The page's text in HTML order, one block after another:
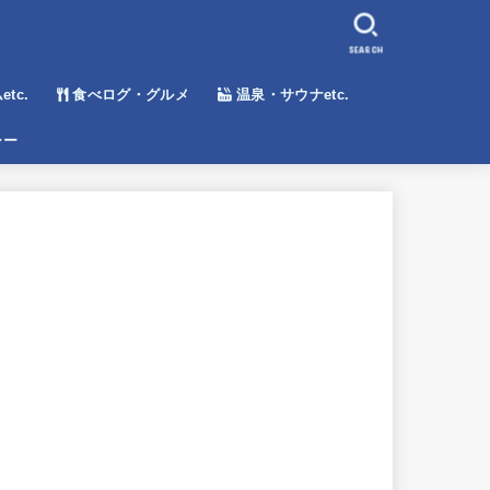
食べログ・グルメ 温泉・サウナetc.
ー
SEARCH